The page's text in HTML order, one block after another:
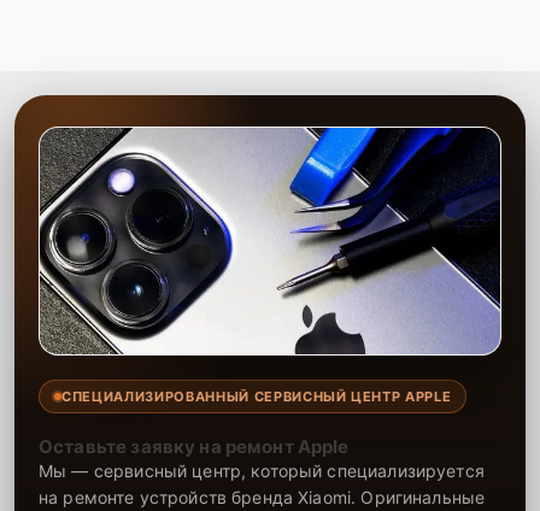
СПЕЦИАЛИЗИРОВАННЫЙ СЕРВИСНЫЙ ЦЕНТР APPLE
Оставьте заявку на ремонт Apple
Мы — сервисный центр, который специализируется
на ремонте устройств бренда Xiaomi. Оригинальные